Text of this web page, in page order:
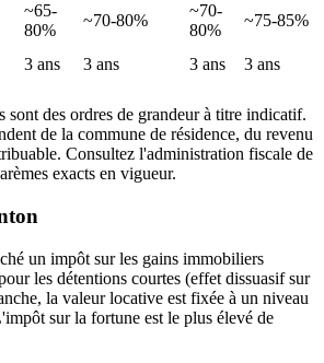
~65-
80%
~70-80%
~70-
80%
~75-85%
3 ans 3 ans 3 ans 3 ans
sont des ordres de grandeur à titre indicatif.
de la commune de résidence, du revenu
Consultez l'administration fiscale de
exacts en vigueur.
un impôt sur les gains immobiliers
les détentions courtes (effet dissuasif sur
la valeur locative est fixée à un niveau
sur la fortune est le plus élevé de